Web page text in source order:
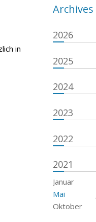
in
Archives
2026
2025
2024
2023
2022
2021
Januar
Mai
Oktober